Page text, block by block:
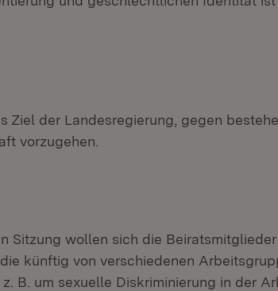
Ziel der Landesregierung, gegen
vorzugehen.
Sitzung wollen sich die
künftig von verschiedenen
B. um sexuelle Diskriminierung in der